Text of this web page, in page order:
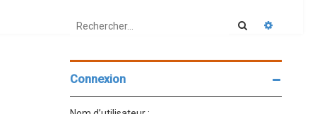
Rechercher
Connexion